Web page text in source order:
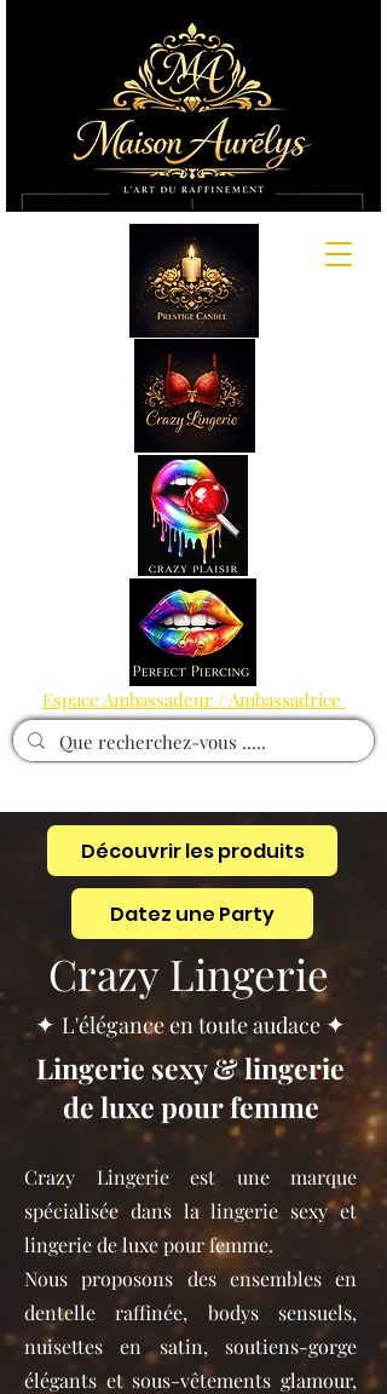
Espace Ambassadeur / Ambassadrice
Découvrir les produits
Datez une Party
Crazy Lingerie
✦ L'élégance en toute audace ✦
Lingerie sexy & lingerie
de luxe pour femme
Crazy Lingerie est une marque
spécialisée dans la lingerie sexy et
lingerie de luxe pour femme.
Nous proposons des ensembles en
dentelle raffinée, bodys sensuels,
nuisettes en satin, soutiens-gorge
élégants et sous-vêtements glamour,